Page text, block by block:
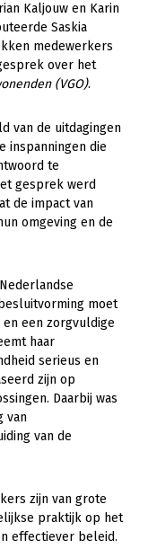
Kaljouw en Karin
Saskia
medewerkers
over het
(VGO).
van de uitdagingen
inspanningen die
te
gesprek werd
de impact van
omgeving en de
moet
een zorgvuldige
haar
serieus en
zijn op
Daarbij was
van
van de
zijn van grote
praktijk op het
effectiever beleid.